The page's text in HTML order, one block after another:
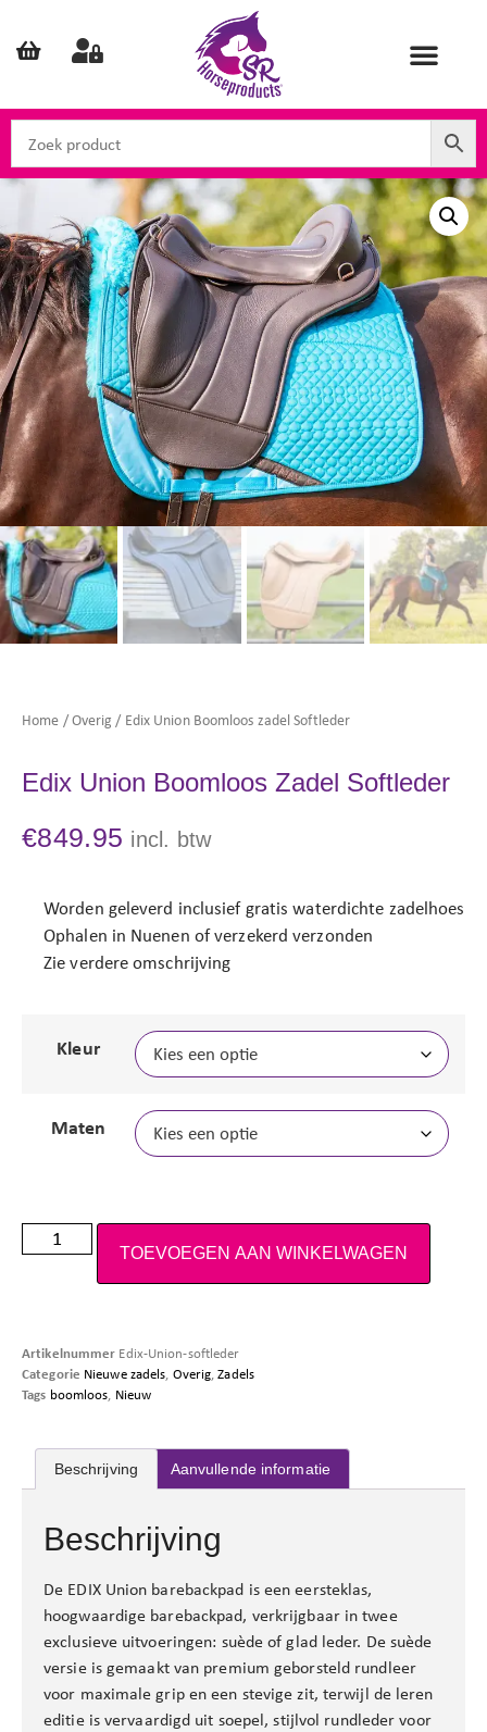
Home /Overig / Edix Union Boomloos zadel Softleder
Edix Union Boomloos Zadel Softleder
€849.95 incl. btw
Worden geleverd inclusief gratis waterdichte zadelhoes
Ophalen in Nuenen of verzekerd verzonden
Zie verdere omschrijving
Kleur
Maten
TOEVOEGEN AAN WINKELWAGEN
Artikelnummer Edix-Union-softleder
Categorie Nieuwe zadels, Overig,Zadels
Tags boomloos, Nieuw
Beschrijving Aanvullende informatie
Beschrijving
De EDIX Union barebackpad is een eersteklas,
hoogwaardige barebackpad, verkrijgbaar in twee
exclusieve uitvoeringen: suède of glad leder. De suède
versie is gemaakt van premium geborsteld rundleer
voor maximale grip en een stevige zit, terwijl de leren
editie is vervaardigd uit soepel, stijlvol rundleder voor